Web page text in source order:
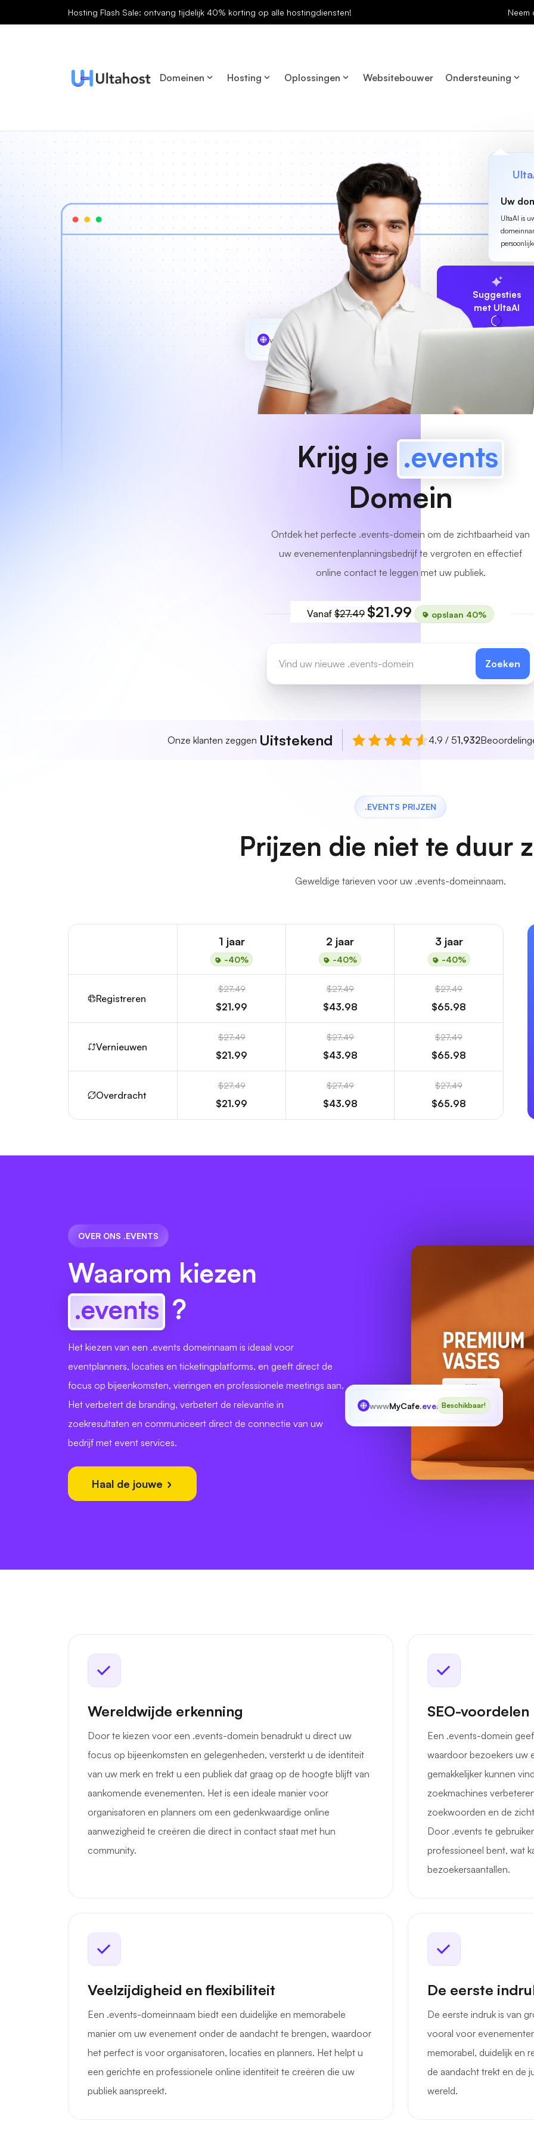
Hosting Flash Sale: ontvang tijdelijk 40% korting op alle hostingdiensten!
Domeinen Hosting Oplossingen Websitebouwer Ondersteuning
Uw
UltaAI is
Suggesties
met UltaAI
www MyCafe
Krijg je .events
Domein
Ontdek het perfecte .events-domein om de zichtbaarheid van
uw evenementenplanningsbedrijf te vergroten en effectief
online contact te leggen met uw publiek.
Vanaf $27.49 $21.99 opslaan 40%
Zoeken
Onze klanten zeggen Uitstekend 4.9 / 51,932
.EVENTS PRIJZEN
Prijzen die niet te duur
Geweldige tarieven voor uw .events-domeinnaam.
1 jaar
-40%
2 jaar
-40%
3 jaar
-40%
Registreren
$27.49
$21.99
$27.49
$43.98
$27.49
$65.98
Vernieuwen
$27.49
$21.99
$27.49
$43.98
$27.49
$65.98
Overdracht
$27.49
$21.99
$27.49
$43.98
$27.49
$65.98
OVER ONS .EVENTS
Waarom kiezen
.events ?
Het kiezen van een .events domeinnaam is ideaal voor
eventplanners, locaties en ticketingplatforms, en geeft direct de
focus op bijeenkomsten, vieringen en professionele meetings aan.
Het verbetert de branding, verbetert de relevantie in
zoekresultaten en communiceert direct de connectie van uw
bedrijf met event services.
Haal de jouwe
wwwMyCafe.eventsBeschikbaar!
Wereldwijde erkenning
Door te kiezen voor een .events-domein benadrukt u direct uw
focus op bijeenkomsten en gelegenheden, versterkt u de identiteit
van uw merk en trekt u een publiek dat graag op de hoogte blijft van
aankomende evenementen. Het is een ideale manier voor
organisatoren en planners om een gedenkwaardige online
aanwezigheid te creëren die direct in contact staat met hun
community.
SEO-voordelen
Een .events-domein
waardoor bezoekers uw
gemakkelijker kunnen
zoekmachines
zoekwoorden en de
Door .events te
professioneel bent, wat
bezoekersaantallen.
Veelzijdigheid en flexibiliteit
Een .events-domeinnaam biedt een duidelijke en memorabele
manier om uw evenement onder de aandacht te brengen, waardoor
het perfect is voor organisatoren, locaties en planners. Het helpt u
een gerichte en professionele online identiteit te creëren die uw
publiek aanspreekt.
De eerste
De eerste indruk is van
vooral voor
memorabel, duidelijk en
de aandacht trekt en de
wereld.